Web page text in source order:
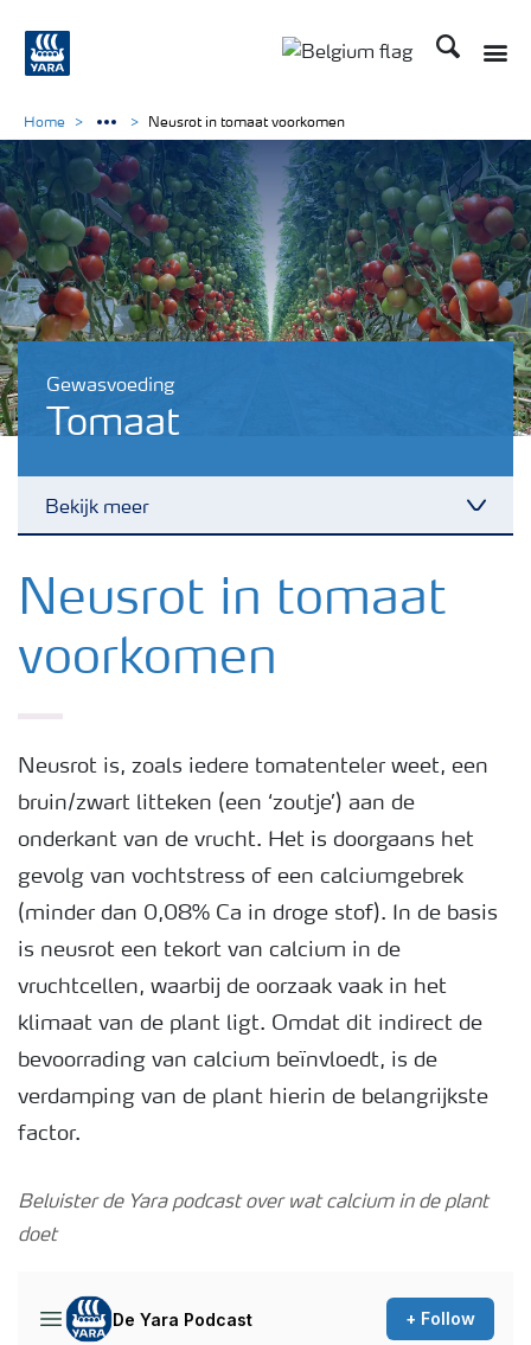
Zoek op
Gewasvoeding
Tomaat
Bekijk meer
Nieuwsbrieven
Gewassen
Toolbox
Grow the future
Meststoffen veiligheid
Podcasts
Webinars
Home Neusrot in tomaat voorkomen
Neusrot in tomaat
voorkomen
Neusrot is, zoals iedere tomatenteler weet, een
bruin/zwart litteken (een ‘zoutje’) aan de
onderkant van de vrucht. Het is doorgaans het
gevolg van vochtstress of een calciumgebrek
(minder dan 0,08% Ca in droge stof). In de basis
is neusrot een tekort van calcium in de
vruchtcellen, waarbij de oorzaak vaak in het
klimaat van de plant ligt. Omdat dit indirect de
bevoorrading van calcium beïnvloedt, is de
verdamping van de plant hierin de belangrijkste
factor.
Beluister de Yara podcast over wat calcium in de plant
doet